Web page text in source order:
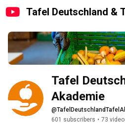
Tafel Deutschland &
Tafel
Akademie
601 subscribers • 73